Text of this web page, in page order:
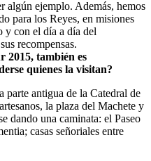
algún ejemplo. Además, hemos
para los Reyes, en misiones
y con el día a día del
recompensas.
2015, también es
quienes la visitan?
parte antigua de la Catedral de
la plaza del Machete y
dando una caminata: el Paseo
casas señoriales entre